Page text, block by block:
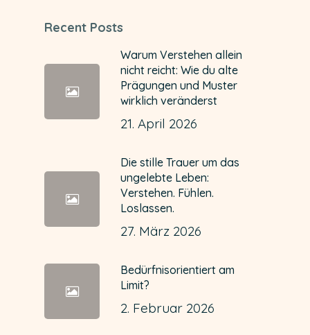
Recent Posts
Warum Verstehen allein
nicht reicht: Wie du alte
Prägungen und Muster
wirklich veränderst
21. April 2026
Die stille Trauer um das
ungelebte Leben:
Verstehen. Fühlen.
Loslassen.
27. März 2026
Bedürfnisorientiert am
Limit?
2. Februar 2026